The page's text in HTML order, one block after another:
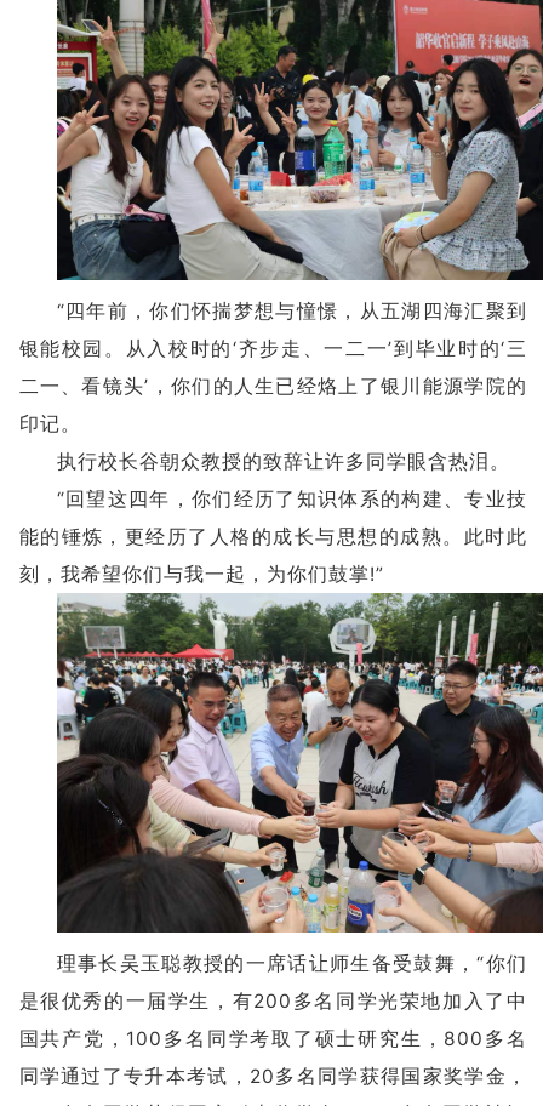
“四年前，你们怀揣梦想与憧憬，从五湖四海汇聚到
银能校园。从入校时的‘齐步走、一二一’到毕业时的‘三
二一、看镜头’，你们的人生已经烙上了银川能源学院的
印记。
执行校长谷朝众教授的致辞让许多同学眼含热泪。
“回望这四年，你们经历了知识体系的构建、专业技
能的锤炼，更经历了人格的成长与思想的成熟。此时此
刻，我希望你们与我一起，为你们鼓掌!”
理事长吴玉聪教授的一席话让师生备受鼓舞，“你们
是很优秀的一届学生，有200多名同学光荣地加入了中
国共产党，100多名同学考取了硕士研究生，800多名
同学通过了专升本考试，20多名同学获得国家奖学金，